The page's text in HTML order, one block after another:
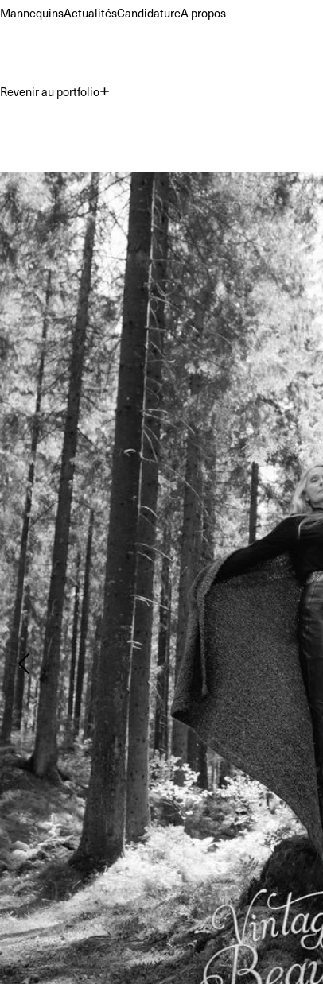
MannequinsActualitésCandidatureA propos
Revenir au portfolio
PremiumCommercial